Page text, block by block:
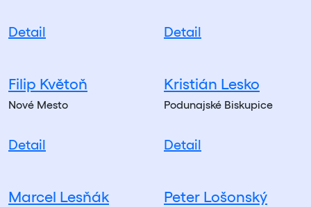
Detail Detail
Filip Květoň
Nové Mesto
Detail
Kristián Lesko
Podunajské Biskupice
Detail
Marcel Lesňák Peter Lošonský